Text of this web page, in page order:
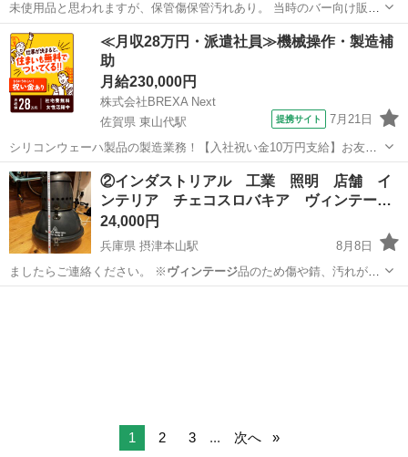
未使用品と思われますが、保管傷保管汚れあり。 当時のバー向け販促
品で非売品らしいです。 陶器製 ‪☆素人出品ですので、傷汚れ等の見落
とし、機能の不具合等の可能性はあります。ご心配の方は下見をされ
て、お客様の目で確認す...
茨城 水戸市 水戸駅 その他
≪月収28万円・派遣社員≫機械操作・製造補
助
月給230,000円
株式会社BREXA Next
佐賀県 東山代駅
提携サイト 7月21日
シリコンウェーハ製品の製造業務！【入社祝い金10万円支給】お友達
やカップルとの応募OK◎年間休日129日＆休出なしでプライベート充
実♪業務はクリーンルームで快適作業◎自社正社員登用制度あり★1食
300円～の格安食堂あり！《佐...
佐賀 伊万里市 東山代駅
②インダストリアル 工業 照明 店舗 イ
ンテリア チェコスロバキア ヴィンテー…
24,000円
兵庫県 摂津本山駅
8月8日
ましたらご連絡ください。 ※ ヴィンテージ品のため傷や錆、汚れが当
然にありま…
1 2 3 ... 次へ